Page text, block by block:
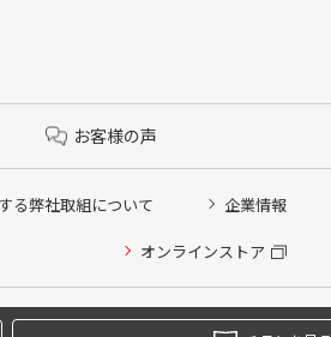
お客様の声
る弊社取組について 企業情報
オンラインストア